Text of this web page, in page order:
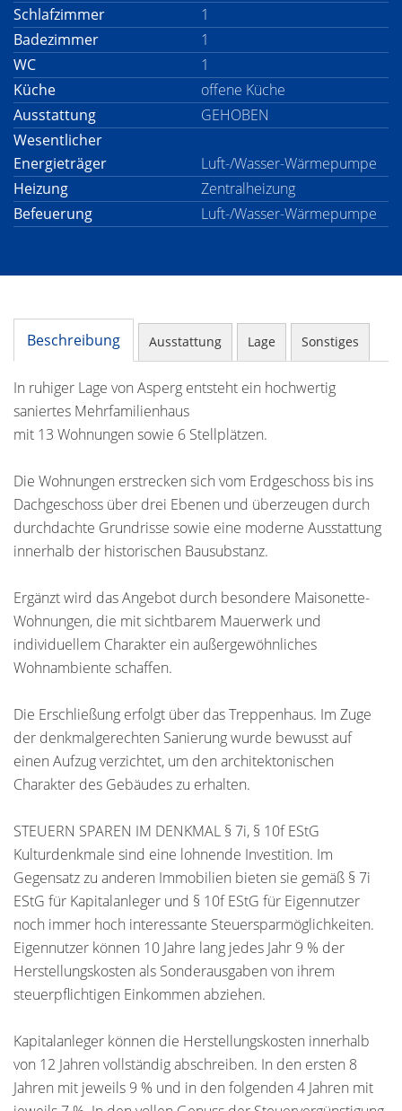
Schlafzimmer
1
Badezimmer
1
WC
1
Küche
offene Küche
Ausstattung
GEHOBEN
Wesentlicher
Energieträger
Luft-/Wasser-Wärmepumpe
Heizung
Zentralheizung
Befeuerung
Luft-/Wasser-Wärmepumpe
Beschreibung Ausstattung Lage Sonstiges
In ruhiger Lage von Asperg entsteht ein hochwertig
saniertes Mehrfamilienhaus
mit 13 Wohnungen sowie 6 Stellplätzen.
Die Wohnungen erstrecken sich vom Erdgeschoss bis ins
Dachgeschoss über drei Ebenen und überzeugen durch
durchdachte Grundrisse sowie eine moderne Ausstattung
innerhalb der historischen Bausubstanz.
Ergänzt wird das Angebot durch besondere Maisonette-
Wohnungen, die mit sichtbarem Mauerwerk und
individuellem Charakter ein außergewöhnliches
Wohnambiente schaffen.
Die Erschließung erfolgt über das Treppenhaus. Im Zuge
der denkmalgerechten Sanierung wurde bewusst auf
einen Aufzug verzichtet, um den architektonischen
Charakter des Gebäudes zu erhalten.
STEUERN SPAREN IM DENKMAL § 7i, § 10f EStG
Kulturdenkmale sind eine lohnende Investition. Im
Gegensatz zu anderen Immobilien bieten sie gemäß § 7i
EStG für Kapitalanleger und § 10f EStG für Eigennutzer
noch immer hoch interessante Steuersparmöglichkeiten.
Eigennutzer können 10 Jahre lang jedes Jahr 9 % der
Herstellungskosten als Sonderausgaben von ihrem
steuerpflichtigen Einkommen abziehen.
Kapitalanleger können die Herstellungskosten innerhalb
von 12 Jahren vollständig abschreiben. In den ersten 8
Jahren mit jeweils 9 % und in den folgenden 4 Jahren mit